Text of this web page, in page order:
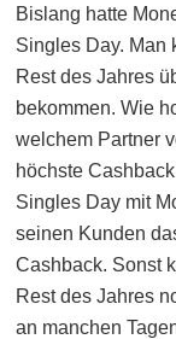
Bislang hatte
Singles Day. Man
Rest des Jahres
bekommen. Wie
welchem Partner
höchste
Singles Day mit
seinen Kunden
Cashback. Sonst
Rest des Jahres
an manchen